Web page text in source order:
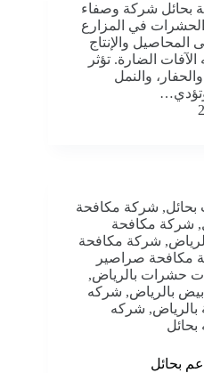
شركة وصفاء
الحشرات في المزارع
المحاصيل والإنتاج
الضارة. تؤثر
والنمل
, شركة مكافحة
, شركة مكافحة
, شركة مكافحة
مكافحة صراصير
حشرات بالرياض,
بالرياض, شركه
, شركه
بحائل